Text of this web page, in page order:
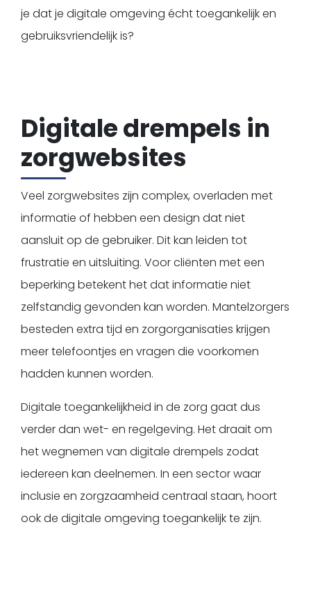
je dat je digitale omgeving écht toegankelijk en
gebruiksvriendelijk is?
Digitale drempels in
zorgwebsites
Veel zorgwebsites zijn complex, overladen met
informatie of hebben een design dat niet
aansluit op de gebruiker. Dit kan leiden tot
frustratie en uitsluiting. Voor cliënten met een
beperking betekent het dat informatie niet
zelfstandig gevonden kan worden. Mantelzorgers
besteden extra tijd en zorgorganisaties krijgen
meer telefoontjes en vragen die voorkomen
hadden kunnen worden.
Digitale toegankelijkheid in de zorg gaat dus
verder dan wet- en regelgeving. Het draait om
het wegnemen van digitale drempels zodat
iedereen kan deelnemen. In een sector waar
inclusie en zorgzaamheid centraal staan, hoort
ook de digitale omgeving toegankelijk te zijn.